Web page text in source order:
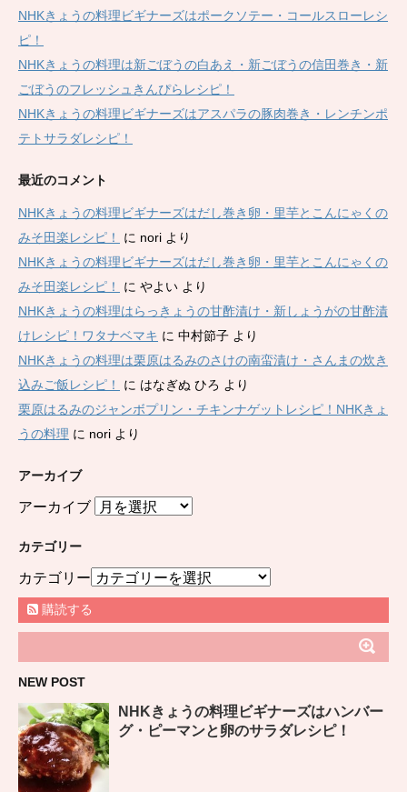
NHKきょうの料理ビギナーズはポークソテー・コールスローレシ
ピ！
NHKきょうの料理は新ごぼうの白あえ・新ごぼうの信田巻き・新
ごぼうのフレッシュきんぴらレシピ！
NHKきょうの料理ビギナーズはアスパラの豚肉巻き・レンチンポ
テトサラダレシピ！
最近のコメント
NHKきょうの料理ビギナーズはだし巻き卵・里芋とこんにゃくの
みそ田楽レシピ！
に nori より
NHKきょうの料理ビギナーズはだし巻き卵・里芋とこんにゃくの
みそ田楽レシピ！
に やよい より
NHKきょうの料理はらっきょうの甘酢漬け・新しょうがの甘酢漬
けレシピ！ワタナベマキ に 中村節子 より
NHKきょうの料理は栗原はるみのさけの南蛮漬け・さんまの炊き
込みご飯レシピ！
に はなぎぬ ひろ より
栗原はるみのジャンボプリン・チキンナゲットレシピ！NHKきょ
うの料理 に nori より
アーカイブ
アーカイブ
カテゴリー
カテゴリー
購読する
NEW POST
NHKきょうの料理ビギナーズはハンバー
グ・ピーマンと卵のサラダレシピ！